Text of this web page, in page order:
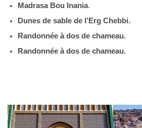
Madrasa Bou Inania.
Dunes de sable de l’Erg Chebbi.
Randonnée à dos de chameau.
Randonnée à dos de chameau.